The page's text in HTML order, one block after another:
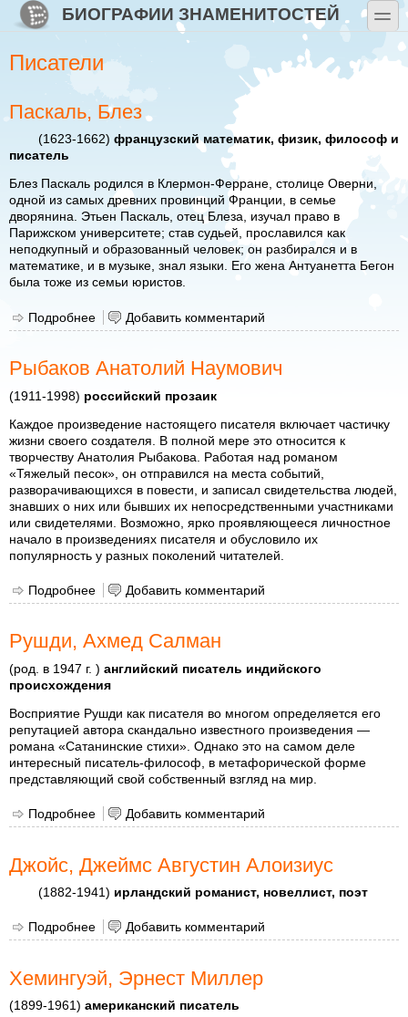
Перейти к основному содержанию
Skip to searchБИОГРАФИИ ЗНАМЕНИТОСТЕЙ toggle
Писатели
Паскаль, Блез
(1623-1662) французский математик, физик, философ и
писатель
Блез Паскаль родился в Клермон-Ферране, столице Оверни,
одной из самых древних провинций Франции, в семье
дворянина. Этьен Паскаль, отец Блеза, изучал право в
Парижском университете; став судьей, прославился как
неподкупный и образованный человек; он разбирался и в
математике, и в музыке, знал языки. Его жена Антуанетта Бегон
была тоже из семьи юристов.
Подробнее о Паскаль, Блез
Добавить комментарий
Рыбаков Анатолий Наумович
(1911-1998) российский прозаик
Каждое произведение настоящего писателя включает частичку
жизни своего создателя. В полной мере это относится к
творчеству Анатолия Рыбакова. Работая над романом
«Тяжелый песок», он отправился на места событий,
разворачивающихся в повести, и записал свидетельства людей,
знавших о них или бывших их непосредственными участниками
или свидетелями. Возможно, ярко проявляющееся личностное
начало в произведениях писателя и обусловило их
популярность у разных поколений читателей.
Подробнее о Рыбаков Анатолий Наумович
Добавить комментарий
Рушди, Ахмед Салман
(род. в 1947 г. ) английский писатель индийского
происхождения
Восприятие Рушди как писателя во многом определяется его
репутацией автора скандально известного произведения —
романа «Сатанинские стихи». Однако это на самом деле
интересный писатель-философ, в метафорической форме
представляющий свой собственный взгляд на мир.
Подробнее о Рушди, Ахмед Салман
Добавить комментарий
Джойс, Джеймс Августин Алоизиус
(1882-1941) ирландский романист, новеллист, поэт
Подробнее о Джойс, Джеймс Августин Алоизиус
Добавить комментарий
Хемингуэй, Эрнест Миллер
(1899-1961) американский писатель